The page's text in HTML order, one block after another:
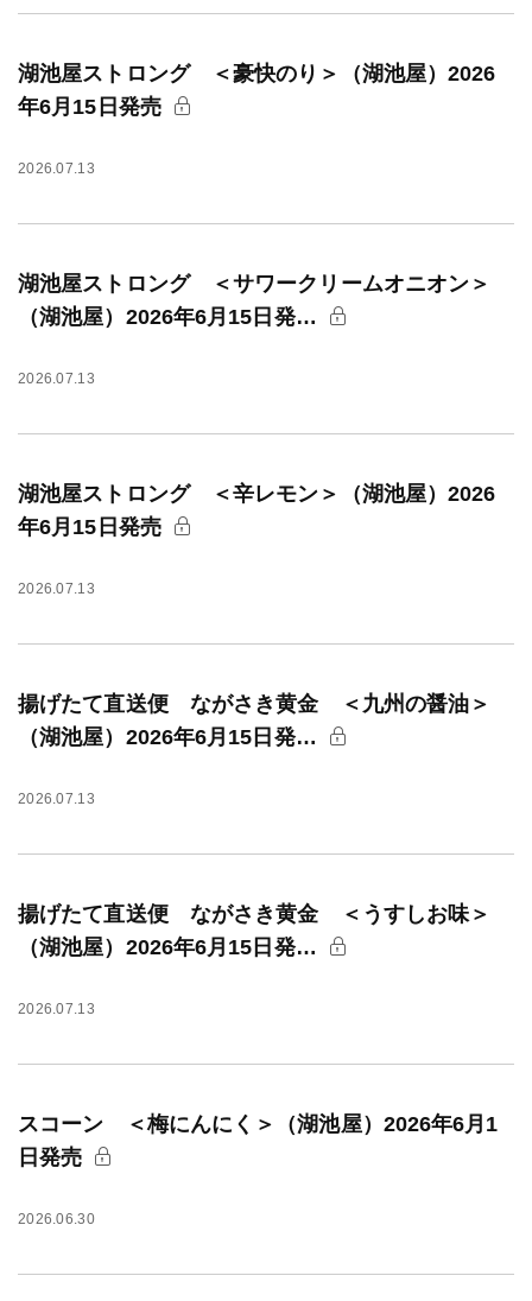
湖池屋ストロング ＜豪快のり＞（湖池屋）2026
年6月15日発売
2026.07.13
湖池屋ストロング ＜サワークリームオニオン＞
（湖池屋）2026年6月15日発…
2026.07.13
湖池屋ストロング ＜辛レモン＞（湖池屋）2026
年6月15日発売
2026.07.13
揚げたて直送便 ながさき黄金 ＜九州の醤油＞
（湖池屋）2026年6月15日発…
2026.07.13
揚げたて直送便 ながさき黄金 ＜うすしお味＞
（湖池屋）2026年6月15日発…
2026.07.13
スコーン ＜梅にんにく＞（湖池屋）2026年6月1
日発売
2026.06.30